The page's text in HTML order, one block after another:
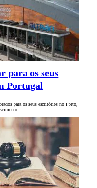
para os seus
Portugal
para os seus escritórios no Porto,